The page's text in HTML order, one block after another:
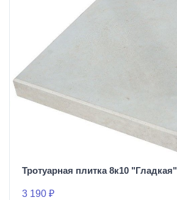
Тротуарная плитка 8к10 "Гладкая"
3 190 ₽